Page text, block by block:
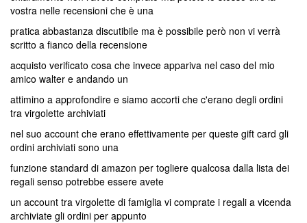
vostra nelle recensioni che è una
pratica abbastanza discutibile ma è possibile però non vi verrà
scritto a fianco della recensione
acquisto verificato cosa che invece appariva nel caso del mio
amico walter e andando un
attimino a approfondire e siamo accorti che c'erano degli ordini
tra virgolette archiviati
nel suo account che erano effettivamente per queste gift card gli
ordini archiviati sono una
funzione standard di amazon per togliere qualcosa dalla lista dei
regali senso potrebbe essere avete
un account tra virgolette di famiglia vi comprate i regali a vicenda
archiviate gli ordini per appunto